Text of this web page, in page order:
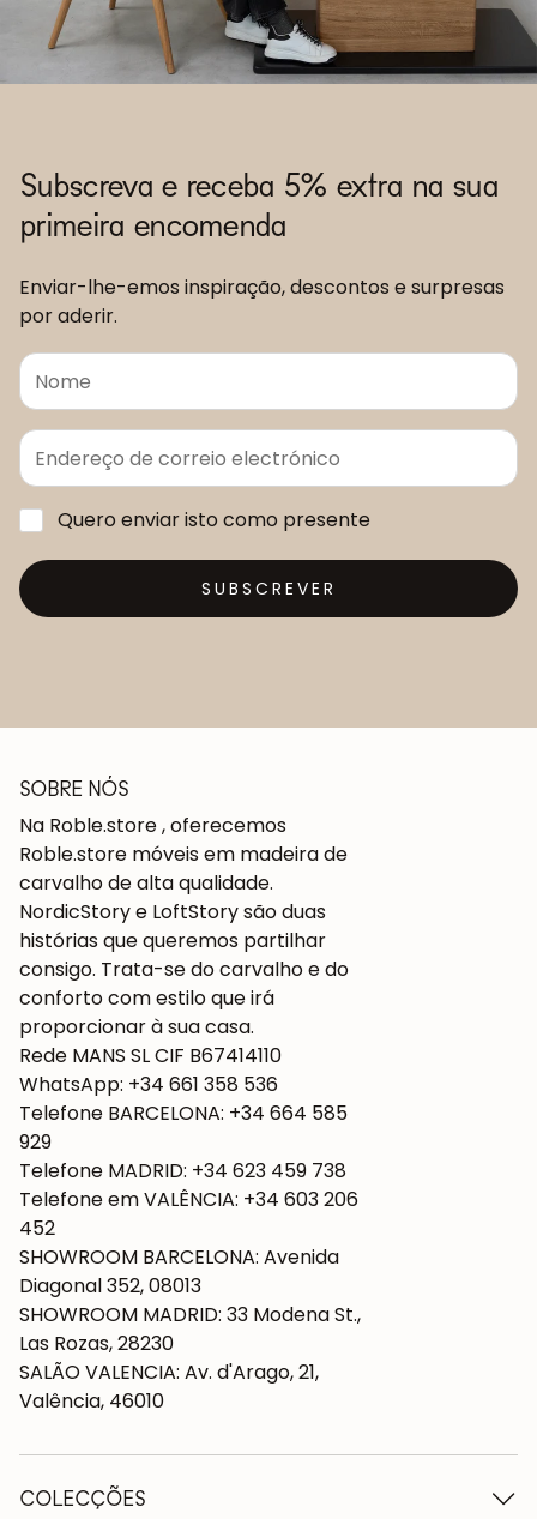
Subscreva e receba 5% extra na sua
primeira encomenda
Enviar-lhe-emos inspiração, descontos e surpresas
por aderir.
Quero enviar isto como presente
SUBSCREVER
SOBRE NÓS
Na Roble.store , oferecemos
Roble.store móveis em madeira de
carvalho de alta qualidade.
NordicStory e LoftStory são duas
histórias que queremos partilhar
consigo. Trata-se do carvalho e do
conforto com estilo que irá
proporcionar à sua casa.
Rede MANS SL CIF B67414110
WhatsApp: +34 661 358 536
Telefone BARCELONA: +34 664 585
929
Telefone MADRID: +34 623 459 738
Telefone em VALÊNCIA: +34 603 206
452
SHOWROOM BARCELONA: Avenida
Diagonal 352, 08013
SHOWROOM MADRID: 33 Modena St.,
Las Rozas, 28230
SALÃO VALENCIA: Av. d'Arago, 21,
Valência, 46010
COLECÇÕES